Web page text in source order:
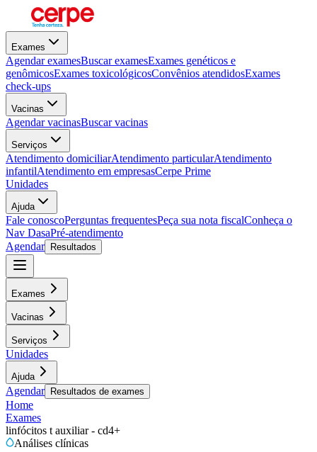
Exames
Agendar examesBuscar examesExames genéticos e
genômicosExames toxicológicosConvênios atendidosExames
check-ups
Vacinas
Agendar vacinasBuscar vacinas
Serviços
Atendimento domiciliarAtendimento particularAtendimento
infantilAtendimento em empresasCerpe Prime
Unidades
Ajuda
Fale conoscoPerguntas frequentesPeça sua nota fiscalConheça o
Nav DasaPré-atendimento
Agendar
Resultados
Exames
Vacinas
Serviços
Unidades
Ajuda
Agendar Resultados de exames
Home
Exames
linfócitos t auxiliar - cd4+
Análises clínicas